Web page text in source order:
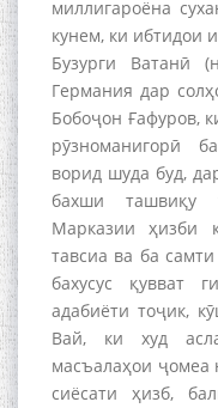
миллигароёна
кунем, ки ибтидои
Бузурги Ватанӣ
Германия дар
Бобоҷон Ғафуров,
рӯзноманигорӣ
ворид шуда буд,
бахши ташвиқу
Марказии ҳизби
тавсиа ва ба
бахусус қувват
адабиёти тоҷик,
Вай, ки худ
масъалаҳои ҷомеа
сиёсати ҳизб,